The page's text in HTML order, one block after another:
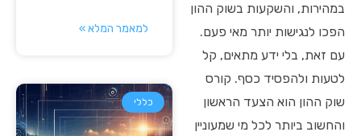
במהירות, והשקעות בשוק ההון
הפכו לנגישות יותר מאי פעם.
עם זאת, בלי ידע מתאים, קל
לטעות ולהפסיד כסף. קורס
שוק ההון הוא הצעד הראשון
והחשוב ביותר לכל מי שמעוניין
למאמר המלא »
כללי